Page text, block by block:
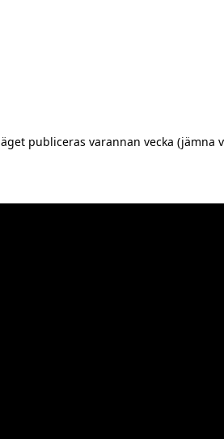
publiceras varannan vecka (jämna